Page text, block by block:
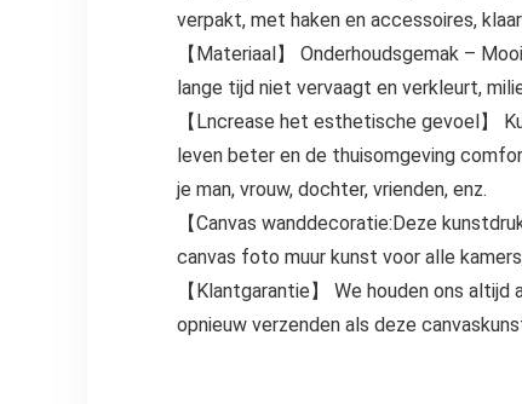
verpakt, met haken en accessoires,
【Materiaal】 Onderhoudsgemak –
lange tijd niet vervaagt en verkleurt,
【Lncrease het esthetische gevoel】
leven beter en de thuisomgeving
je man, vrouw, dochter, vrienden, enz.
【Canvas wanddecoratie:Deze
canvas foto muur kunst voor alle
【Klantgarantie】 We houden ons
opnieuw verzenden als deze